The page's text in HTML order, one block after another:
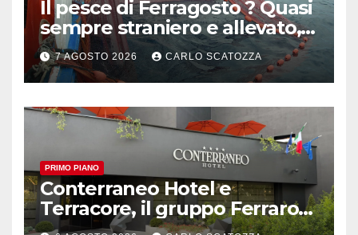
Il pesce di Ferragosto ? Quasi
sempre straniero e allevato,
in sofferenza
7 AGOSTO 2026 CARLO SCATOZZA
PRIMO PIANO
Conterraneo Hotel e
Terracore, il gruppo Ferraro
amplia l’ ospitalità e il gusto